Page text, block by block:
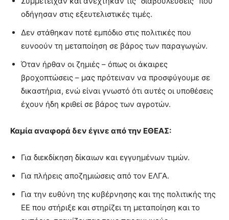
οδήγησαν στις εξευτελιστικές τιμές.
Δεν στάθηκαν ποτέ εμπόδιο στις πολιτικές που
ευνοούν τη μεταποίηση σε βάρος των παραγωγών.
Όταν ήρθαν οι ζημιές – όπως οι άκαιρες
βροχοπτώσεις – μας πρότειναν να προσφύγουμε σε
δικαστήρια, ενώ είναι γνωστό ότι αυτές οι υποθέσεις
έχουν ήδη κριθεί σε βάρος των αγροτών.
Καμία αναφορά δεν έγινε από την ΕΘΕΑΣ:
Για διεκδίκηση δίκαιων και εγγυημένων τιμών.
Για πλήρεις αποζημιώσεις από τον ΕΛΓΑ.
Για την ευθύνη της κυβέρνησης και της πολιτικής της
ΕΕ που στήριξε και στηρίζει τη μεταποίηση και το